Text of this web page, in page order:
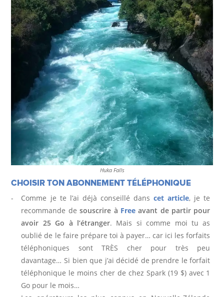
Huka Falls
CHOISIR TON ABONNEMENT TÉLÉPHONIQUE
Comme je te l’ai déjà conseillé danscet article, je te
recommande desouscrire à Freeavant de partir pour
avoir 25 Go à l’étranger. Mais si comme moi tu as
oublié de le faire prépare toi à payer… car ici les forfaits
téléphoniques sont TRÈS cher pour très peu
davantage… Si bien que j’ai décidé de prendre le forfait
téléphonique le moins cher de chez Spark (19 $) avec 1
Go pour le mois…